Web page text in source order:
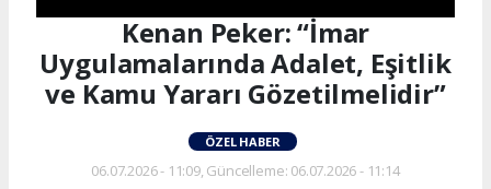
Kenan Peker: “İmar
Uygulamalarında Adalet, Eşitlik
ve Kamu Yararı Gözetilmelidir”
ÖZEL HABER
06.07.2026 - 11:09, Güncelleme: 06.07.2026 - 11:14